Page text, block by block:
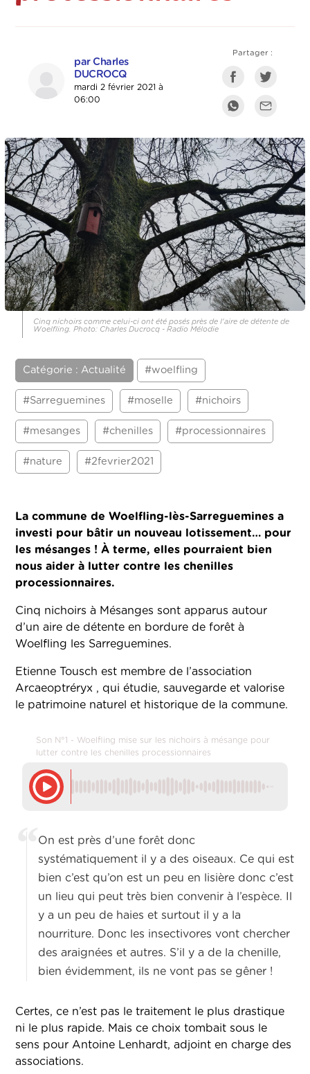
par Charles
DUCROCQ
mardi 2 février 2021 à
06:00
Partager :
Cinq nichoirs comme celui-ci ont été posés près de l'aire de détente de
Woelfling. Photo: Charles Ducrocq - Radio Mélodie
Catégorie : Actualité #woelfling
#Sarreguemines #moselle #nichoirs
#mesanges #chenilles #processionnaires
#nature #2fevrier2021
La commune de Woelfling-lès-Sarreguemines a
investi pour bâtir un nouveau lotissement… pour
les mésanges ! À terme, elles pourraient bien
nous aider à lutter contre les chenilles
processionnaires.
Cinq nichoirs à Mésanges sont apparus autour
d’un aire de détente en bordure de forêt à
Woelfling les Sarreguemines.
Etienne Tousch est membre de l’association
Arcaeoptréryx , qui étudie, sauvegarde et valorise
le patrimoine naturel et historique de la commune.
Son N°1 - Woelfling mise sur les nichoirs à mésange pour
lutter contre les chenilles processionnaires
On est près d’une forêt donc
systématiquement il y a des oiseaux. Ce qui est
bien c’est qu’on est un peu en lisière donc c’est
un lieu qui peut très bien convenir à l’espèce. Il
y a un peu de haies et surtout il y a la
nourriture. Donc les insectivores vont chercher
des araignées et autres. S’il y a de la chenille,
bien évidemment, ils ne vont pas se gêner !
Certes, ce n’est pas le traitement le plus drastique
ni le plus rapide. Mais ce choix tombait sous le
sens pour Antoine Lenhardt, adjoint en charge des
associations.